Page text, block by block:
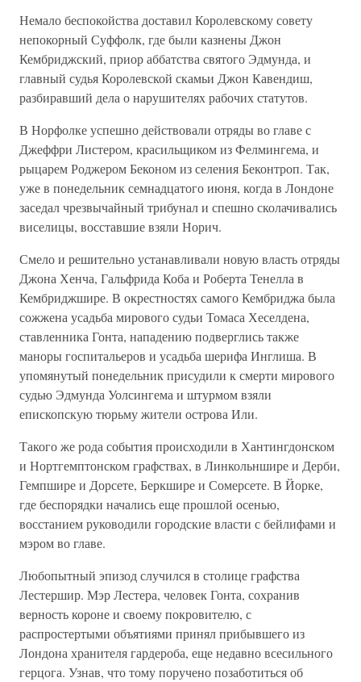
Немало беспокойства доставил Королевскому совету
непокорный Суффолк, где были казнены Джон
Кембриджский, приор аббатства святого Эдмунда, и
главный судья Королевской скамьи Джон Кавендиш,
разбиравший дела о нарушителях рабочих статутов.
В Норфолке успешно действовали отряды во главе с
Джеффри Листером, красильщиком из Фелмингема, и
рыцарем Роджером Беконом из селения Беконтроп. Так,
уже в понедельник семнадцатого июня, когда в Лондоне
заседал чрезвычайный трибунал и спешно сколачивались
виселицы, восставшие взяли Норич.
Смело и решительно устанавливали новую власть отряды
Джона Хенча, Гальфрида Коба и Роберта Тенелла в
Кембриджшире. В окрестностях самого Кембриджа была
сожжена усадьба мирового судьи Томаса Хеселдена,
ставленника Гонта, нападению подверглись также
маноры госпитальеров и усадьба шерифа Инглиша. В
упомянутый понедельник присудили к смерти мирового
судью Эдмунда Уолсингема и штурмом взяли
епископскую тюрьму жители острова Или.
Такого же рода события происходили в Хантингдонском
и Нортгемптонском графствах, в Линкольншире и Дерби,
Гемпшире и Дорсете, Беркшире и Сомерсете. В Йорке,
где беспорядки начались еще прошлой осенью,
восстанием руководили городские власти с бейлифами и
мэром во главе.
Любопытный эпизод случился в столице графства
Лестершир. Мэр Лестера, человек Гонта, сохранив
верность короне и своему покровителю, с
распростертыми объятиями принял прибывшего из
Лондона хранителя гардероба, еще недавно всесильного
герцога. Узнав, что тому поручено позаботиться об